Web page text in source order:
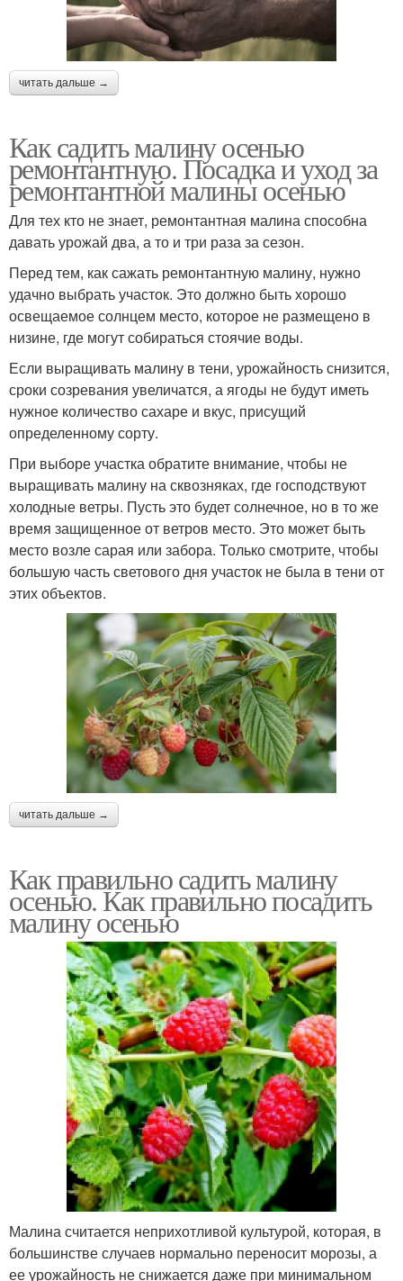
читать дальше →
Как садить малину осенью
ремонтантную. Посадка и уход за
ремонтантной малины осенью
Для тех кто не знает, ремонтантная малина способна
давать урожай два, а то и три раза за сезон.
Перед тем, как сажать ремонтантную малину, нужно
удачно выбрать участок. Это должно быть хорошо
освещаемое солнцем место, которое не размещено в
низине, где могут собираться стоячие воды.
Если выращивать малину в тени, урожайность снизится,
сроки созревания увеличатся, а ягоды не будут иметь
нужное количество сахаре и вкус, присущий
определенному сорту.
При выборе участка обратите внимание, чтобы не
выращивать малину на сквозняках, где господствуют
холодные ветры. Пусть это будет солнечное, но в то же
время защищенное от ветров место. Это может быть
место возле сарая или забора. Только смотрите, чтобы
большую часть светового дня участок не была в тени от
этих объектов.
читать дальше →
Как правильно садить малину
осенью. Как правильно посадить
малину осенью
Малина считается неприхотливой культурой, которая, в
большинстве случаев нормально переносит морозы, а
ее урожайность не снижается даже при минимальном